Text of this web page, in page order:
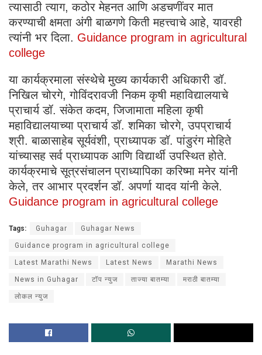
त्यासाठी त्याग, कठोर मेहनत आणि अडचणींवर मात
करण्याची क्षमता अंगी बाळगणे किती महत्त्वाचे आहे, यावरही
त्यांनी भर दिला. Guidance program in agricultural
college
या कार्यक्रमाला संस्थेचे मुख्य कार्यकारी अधिकारी डॉ.
निखिल चोरगे, गोविंदरावजी निकम कृषी महाविद्यालयाचे
प्राचार्य डॉ. संकेत कदम, जिजामाता महिला कृषी
महाविद्यालयाच्या प्राचार्य डॉ. शमिका चोरगे, उपप्राचार्य
श्री. बाळासाहेब सूर्यवंशी, प्राध्यापक डॉ. पांडुरंग मोहिते
यांच्यासह सर्व प्राध्यापक आणि विद्यार्थी उपस्थित होते.
कार्यक्रमाचे सूत्रसंचालन प्राध्यापिका करिष्मा मनेर यांनी
केले, तर आभार प्रदर्शन डॉ. अपर्णा यादव यांनी केले.
Guidance program in agricultural college
Tags: Guhagar Guhagar News
Guidance program in agricultural college
Latest Marathi News Latest News Marathi News
News in Guhagar टॉप न्युज ताज्या बातम्या मराठी बातम्या
लोकल न्युज